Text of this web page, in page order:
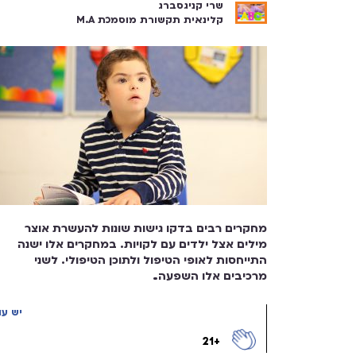
שרי קניגסברג
קלינאית תקשורת מוסמכת M.A
מחקרים רבים בדקו גישות שונות להעשרת אוצר
מילים אצל ילדים עם לקויות. במחקרים אלו ישנה
התייחסות לאופי הטיפול ולתוכן הטיפולי. לשני
מרכיבים אלו השפעה...
יש
+21